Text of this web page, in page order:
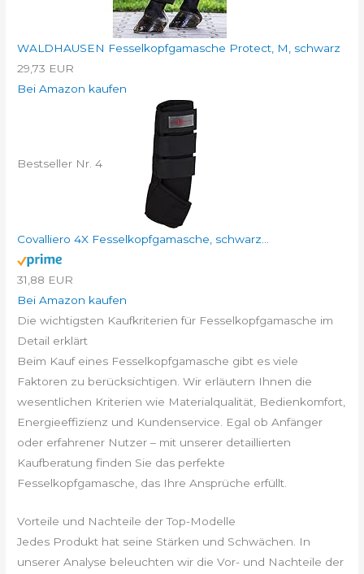
WALDHAUSEN Fesselkopfgamasche Protect, M, schwarz
29,73 EUR
Bei Amazon kaufen
Bestseller Nr. 4
Covalliero 4X Fesselkopfgamasche, schwarz...
31,88 EUR
Bei Amazon kaufen
Die wichtigsten Kaufkriterien für Fesselkopfgamasche im
Detail erklärt
Beim Kauf eines Fesselkopfgamasche gibt es viele
Faktoren zu berücksichtigen. Wir erläutern Ihnen die
wesentlichen Kriterien wie Materialqualität, Bedienkomfort,
Energieeffizienz und Kundenservice. Egal ob Anfänger
oder erfahrener Nutzer – mit unserer detaillierten
Kaufberatung finden Sie das perfekte
Fesselkopfgamasche, das Ihre Ansprüche erfüllt.
Vorteile und Nachteile der Top-Modelle
Jedes Produkt hat seine Stärken und Schwächen. In
unserer Analyse beleuchten wir die Vor- und Nachteile der